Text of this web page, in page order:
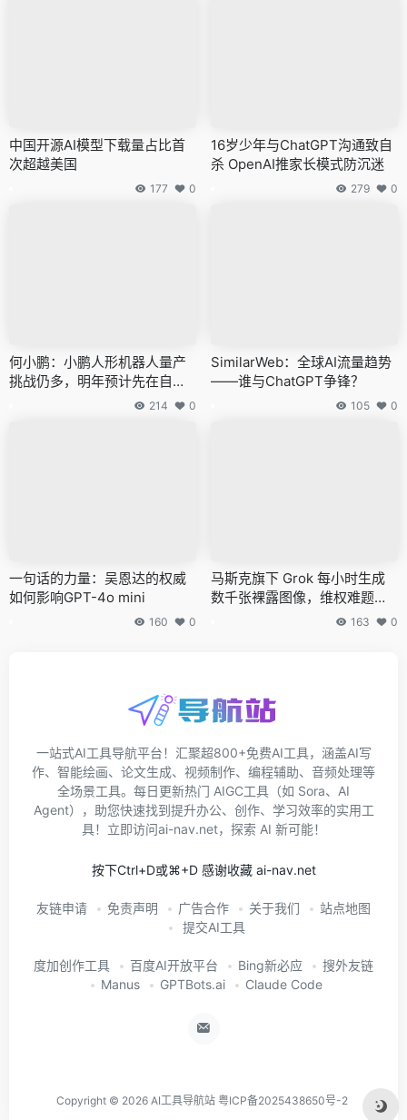
中国开源AI模型下载量占比首
次超越美国
177 0
16岁少年与ChatGPT沟通致自
杀 OpenAI推家长模式防沉迷
279 0
何小鹏：小鹏人形机器人量产
挑战仍多，明年预计先在自家
214 0
SimilarWeb：全球AI流量趋势
——谁与ChatGPT争锋？
105 0
一句话的力量：吴恩达的权威
如何影响GPT-4o mini
160 0
马斯克旗下 Grok 每小时生成
数千张裸露图像，维权难题引
163 0
一站式AI工具导航平台！汇聚超800+免费AI工具，涵盖AI写
作、智能绘画、论文生成、视频制作、编程辅助、音频处理等
全场景工具。每日更新热门 AIGC工具（如 Sora、AI
Agent），助您快速找到提升办公、创作、学习效率的实用工
具！立即访问ai-nav.net，探索 AI 新可能！
按下Ctrl+D或⌘+D 感谢收藏 ai-nav.net
友链申请 免责声明 广告合作 关于我们
站点地图
提交AI工具
度加创作工具 百度AI开放平台 Bing新必应
搜外友链
Manus
GPTBots.ai Claude Code
Copyright © 2026 AI工具导航站 粤ICP备2025438650号-2